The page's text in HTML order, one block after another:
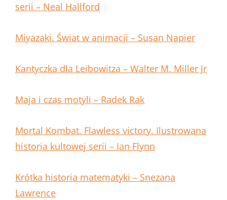
serii – Neal Hallford
Miyazaki. Świat w animacji – Susan Napier
Kantyczka dla Leibowitza – Walter M. Miller Jr
Maja i czas motyli – Radek Rak
Mortal Kombat. Flawless victory. Ilustrowana
historia kultowej serii – Ian Flynn
Krótka historia matematyki – Snezana
Lawrence